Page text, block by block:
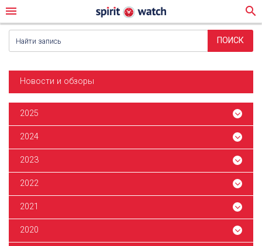
menu search
Новости и обзоры
2025
2024
2023
2022
2021
2020